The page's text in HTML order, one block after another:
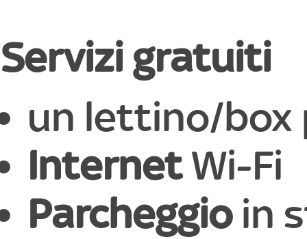
Servizi gratuiti
un lettino/box
InternetWi-Fi
Parcheggio in